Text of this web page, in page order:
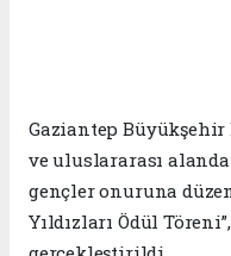
Gaziantep
ve uluslararası
gençler onuruna
Yıldızları Ödül